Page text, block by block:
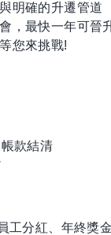
明確的升遷管道
，最快一年可晉
您來挑戰!
款結清
工分紅、年終獎